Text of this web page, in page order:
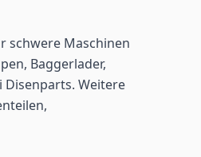
schwere Maschinen
Baggerlader,
Disenparts. Weitere